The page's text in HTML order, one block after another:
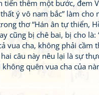
thêm một bước, đem
ý vô nam bắc” làm
thơ “Hán ân tự thiển,
cũng bị chê bai, bị cho là:
vua cha, không phải cầm
câu này nêu lại là sự
quên vua cha của